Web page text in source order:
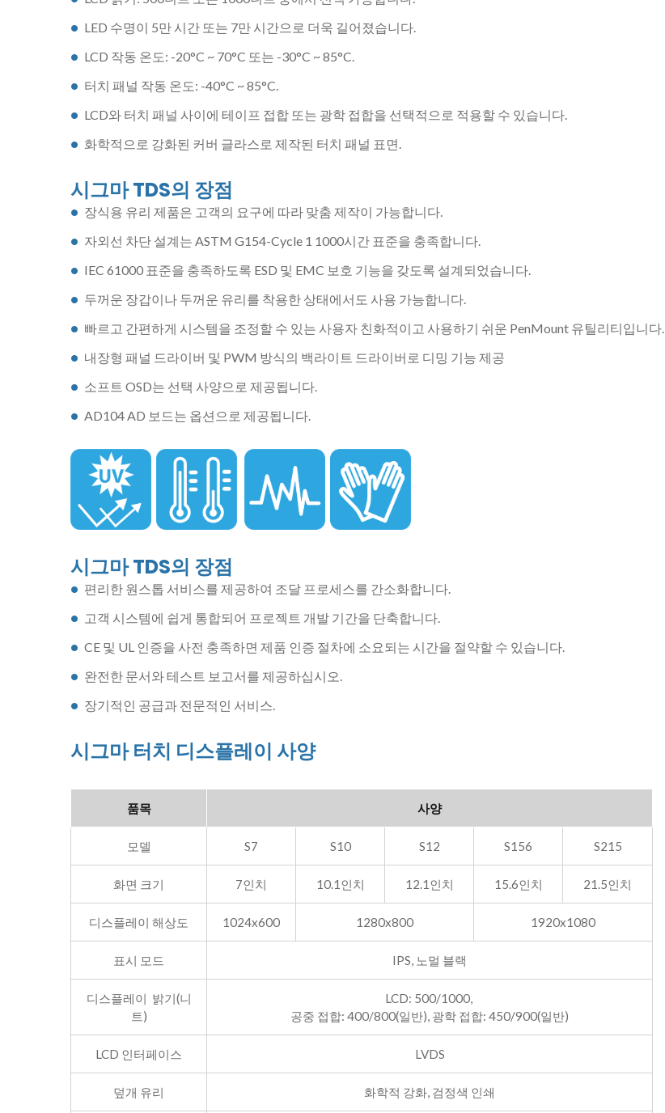
LED 수명이 5만 시간 또는 7만 시간으로 더욱 길어졌습니다.
LCD 작동 온도: -20°C ~ 70°C 또는 -30°C ~ 85°C.
터치 패널 작동 온도: -40°C ~ 85°C.
LCD와 터치 패널 사이에 테이프 접합 또는 광학 접합을 선택적으로 적용할 수 있습니다.
화학적으로 강화된 커버 글라스로 제작된 터치 패널 표면.
시그마 TDS의 장점
장식용 유리 제품은 고객의 요구에 따라 맞춤 제작이 가능합니다.
자외선 차단 설계는 ASTM G154-Cycle 1 1000시간 표준을 충족합니다.
IEC 61000 표준을 충족하도록 ESD 및 EMC 보호 기능을 갖도록 설계되었습니다.
두꺼운 장갑이나 두꺼운 유리를 착용한 상태에서도 사용 가능합니다.
빠르고 간편하게 시스템을 조정할 수 있는 사용자 친화적이고 사용하기 쉬운 PenMount 유틸리티입니다.
내장형 패널 드라이버 및 PWM 방식의 백라이트 드라이버로 디밍 기능 제공
소프트 OSD는 선택 사양으로 제공됩니다.
AD104 AD 보드는 옵션으로 제공됩니다.
시그마 TDS의 장점
편리한 원스톱 서비스를 제공하여 조달 프로세스를 간소화합니다.
고객 시스템에 쉽게 통합되어 프로젝트 개발 기간을 단축합니다.
CE 및 UL 인증을 사전 충족하면 제품 인증 절차에 소요되는 시간을 절약할 수 있습니다.
완전한 문서와 테스트 보고서를 제공하십시오.
장기적인 공급과 전문적인 서비스.
시그마 터치 디스플레이 사양
품목 사양
모델 S7 S10 S12 S156 S215
화면 크기 7인치 10.1인치 12.1인치 15.6인치 21.5인치
디스플레이 해상도 1024x600 1280x800 1920x1080
표시 모드 IPS, 노멀 블랙
디스플레이 밝기(니
트)
LCD: 500/1000,
공중 접합: 400/800(일반), 광학 접합: 450/900(일반)
LCD 인터페이스 LVDS
덮개 유리 화학적 강화, 검정색 인쇄